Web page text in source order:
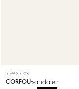
LOW STOCK
CORFOUsandalen